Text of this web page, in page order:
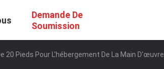
Demande De
Soumission
20 Pieds Pour L'hébergement De La Main D'œuvre